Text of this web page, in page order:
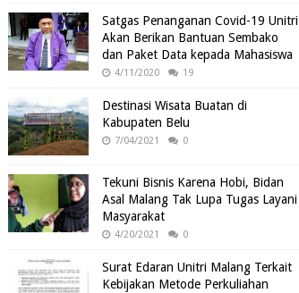
Satgas Penanganan Covid-19 Unitri
Akan Berikan Bantuan Sembako
dan Paket Data kepada Mahasiswa
4/11/2020 19
Destinasi Wisata Buatan di
Kabupaten Belu
7/04/2021 0
Tekuni Bisnis Karena Hobi, Bidan
Asal Malang Tak Lupa Tugas Layani
Masyarakat
4/20/2021 0
Surat Edaran Unitri Malang Terkait
Kebijakan Metode Perkuliahan